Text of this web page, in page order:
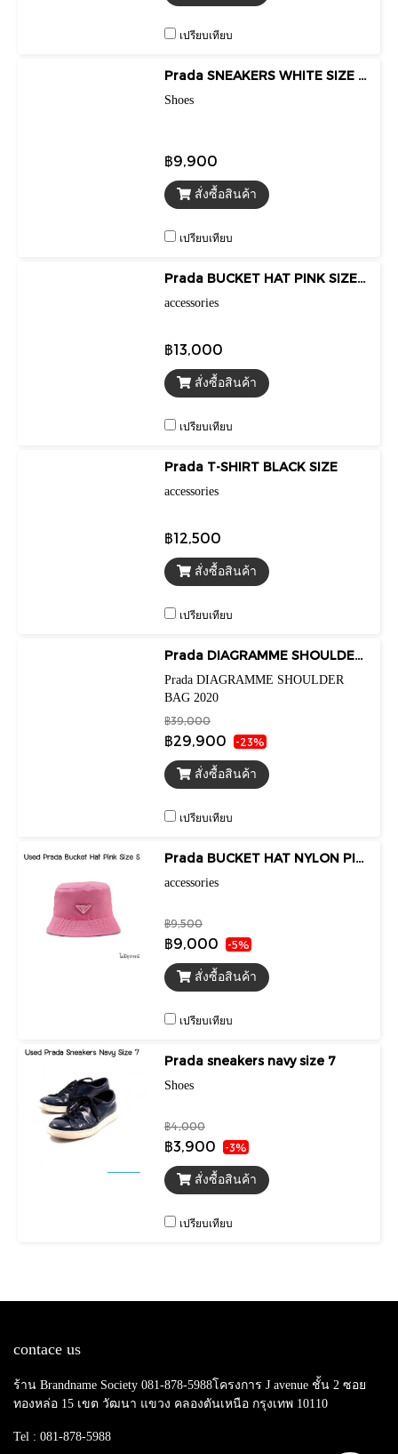
เปรียบเทียบ
Prada SNEAKERS WHITE SIZE 35**
Shoes
฿9,900
สั่งซื้อสินค้า
เปรียบเทียบ
Prada BUCKET HAT PINK SIZE L
accessories
฿13,000
สั่งซื้อสินค้า
เปรียบเทียบ
Prada T-SHIRT BLACK SIZE
accessories
฿12,500
สั่งซื้อสินค้า
เปรียบเทียบ
Prada DIAGRAMME SHOULDER BAG 2020
Prada DIAGRAMME SHOULDER
BAG 2020
฿39,000
฿29,900 -23%
สั่งซื้อสินค้า
เปรียบเทียบ
Prada BUCKET HAT NYLON PINK SIZE S
accessories
฿9,500
฿9,000 -5%
สั่งซื้อสินค้า
เปรียบเทียบ
Prada sneakers navy size 7
Shoes
฿4,000
฿3,900 -3%
สั่งซื้อสินค้า
เปรียบเทียบ
contace us
ร้าน Brandname Society 081-878-5988โครงการ J avenue ชั้น 2 ซอย
ทองหล่อ 15 เขต วัฒนา แขวง คลองตันเหนือ กรุงเทพ 10110
Tel : 081-878-5988